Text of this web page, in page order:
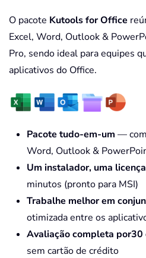
O pacote Kutools for Office
Excel, Word, Outlook &
Pro, sendo ideal para equipes
aplicativos do Office.
Pacote tudo-em-um —
Word, Outlook &
Um instalador, uma licença
minutos (pronto para MSI)
Trabalhe melhor em
otimizada entre os
Avaliação completa por30
sem cartão de crédito